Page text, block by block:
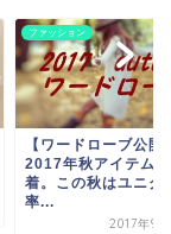
ファッション
【ワードローブ公開
2017年秋アイテム
着。この秋はユニク
率...
2017年9